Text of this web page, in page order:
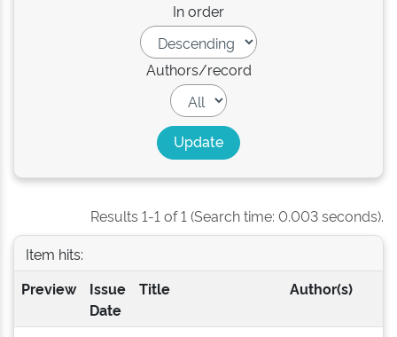
In order
Authors/record
Results 1-1 of 1 (Search time: 0.003 seconds).
Item hits:
Preview
Issue
Date
Title Author(s)